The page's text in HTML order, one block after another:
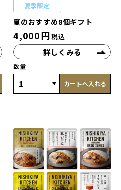
夏季限定
夏のおすすめ8個ギフト
4,000円税込
詳しくみる
数量
カートへ入れる